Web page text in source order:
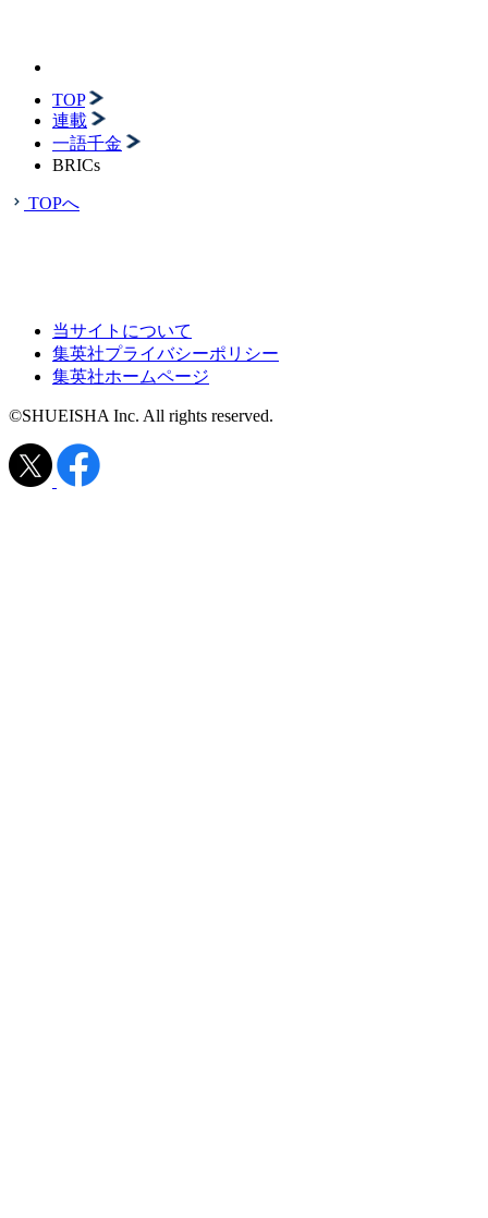
TOP
連載
一語千金
BRICs
TOPへ
当サイトについて
集英社プライバシーポリシー
集英社ホームページ
©SHUEISHA Inc. All rights reserved.